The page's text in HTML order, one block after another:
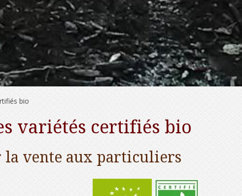
bio
variétés certifiés bio
la vente aux particuliers